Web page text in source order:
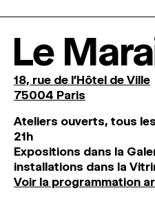
Le
18, rue de l'Hôtel de Ville
75004 Paris
Ateliers ouverts, tous
21h
Expositions dans la
installations dans la
Voir la programmation